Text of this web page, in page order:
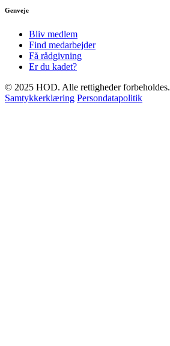
Genveje
Bliv medlem
Find medarbejder
Få rådgivning
Er du kadet?
© 2025 HOD. Alle rettigheder forbeholdes.
Samtykkerklæring Persondatapolitik